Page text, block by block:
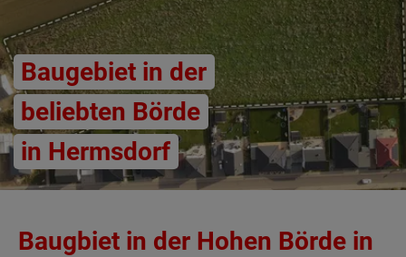
Baugebiet in der
beliebten Börde
in Hermsdorf
Baugbiet in der Hohen Börde in